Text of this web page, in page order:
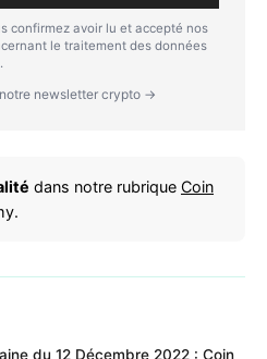
confirmez avoir lu et accepté nos
le traitement des données
newsletter crypto →
dans notre rubrique Coin
du 12 Décembre 2022 : Coin